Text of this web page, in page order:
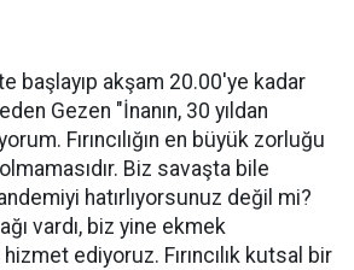
başlayıp akşam 20.00'ye kadar
Gezen "İnanın, 30 yıldan
Fırıncılığın en büyük zorluğu
Biz savaşta bile
hatırlıyorsunuz değil mi?
vardı, biz yine ekmek
ediyoruz. Fırıncılık kutsal bir